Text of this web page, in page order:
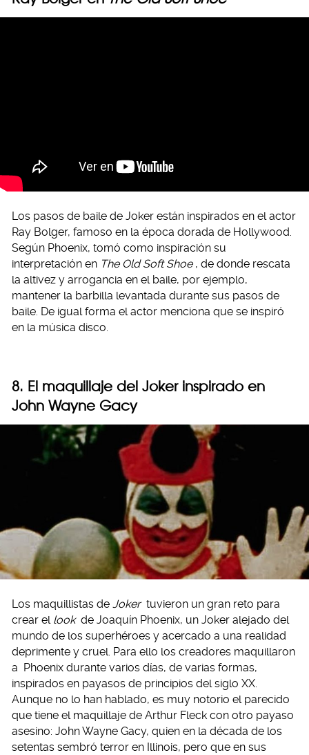
Los pasos de baile de Joker están inspirados en el actor
Ray Bolger, famoso en la época dorada de Hollywood.
Según Phoenix, tomó como inspiración su
interpretación en The Old Soft Shoe , de donde rescata
la altivez y arrogancia en el baile, por ejemplo,
mantener la barbilla levantada durante sus pasos de
baile. De igual forma el actor menciona que se inspiró
en la música disco.
8. El maquillaje del Joker inspirado en
John Wayne Gacy
Los maquillistas de Joker tuvieron un gran reto para
crear el look de Joaquín Phoenix, un Joker alejado del
mundo de los superhéroes y acercado a una realidad
deprimente y cruel. Para ello los creadores maquillaron
a Phoenix durante varios días, de varias formas,
inspirados en payasos de principios del siglo XX.
Aunque no lo han hablado, es muy notorio el parecido
que tiene el maquillaje de Arthur Fleck con otro payaso
asesino: John Wayne Gacy, quien en la década de los
setentas sembró terror en Illinois, pero que en sus